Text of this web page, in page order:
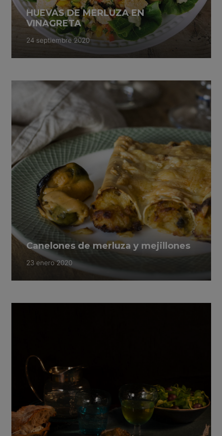
HUEVAS DE MERLUZA EN
VINAGRETA
24 septiembre 2020
Canelones de merluza y mejillones
23 enero 2020